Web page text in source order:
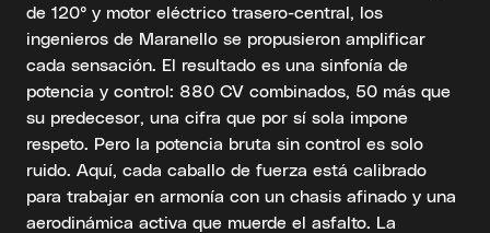
de 120° y motor eléctrico trasero-central, los
ingenieros de Maranello se propusieron amplificar
cada sensación. El resultado es una sinfonía de
potencia y control: 880 CV combinados, 50 más que
su predecesor, una cifra que por sí sola impone
respeto. Pero la potencia bruta sin control es solo
ruido. Aquí, cada caballo de fuerza está calibrado
para trabajar en armonía con un chasis afinado y una
aerodinámica activa que muerde el asfalto. La